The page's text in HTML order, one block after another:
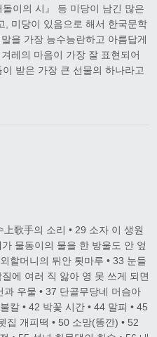
이의 시』 등 미당이 남긴 많은
, 미당이 있음으로 해서 한국문학
을 가장 능수능란하고 아름답게
레의 마음이 가장 잘 표현되어
받은 가장 큰 선물의 하나라고
歌手의 소리 • 29 소자 이 생원
물동이의 물을 한 방울도 안 엎
할머니의 뒤안 툇마루 • 33 눈들
에 여러 직 앓아 영 못 쓰게 되면
우물 • 37 단골무당네 머슴아
칼 • 42 박꽃 시간 • 44 말피 • 45
집 개피떡 • 50 소망(똥깐) • 52